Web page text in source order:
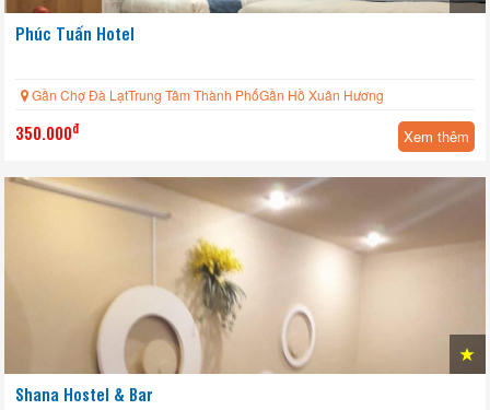
Phúc Tuấn Hotel
Gần Chợ Đà LạtTrung Tâm Thành PhốGần Hồ Xuân Hương
350.000đ Xem thêm
Shana Hostel & Bar